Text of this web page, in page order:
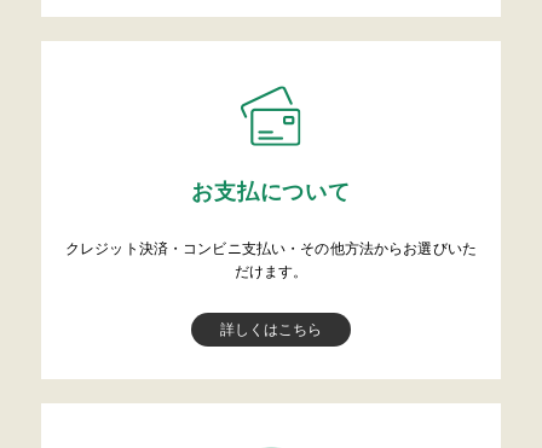
お支払について
クレジット決済・コンビニ支払い・その他方法からお選びいた
だけます。
詳しくはこちら